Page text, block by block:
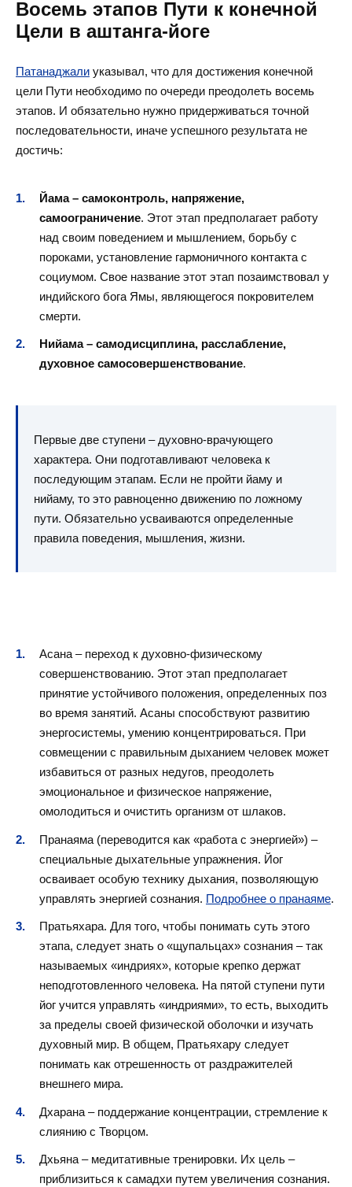
Восемь этапов Пути к конечной
Цели в аштанга-йоге
Патанаджали указывал, что для достижения конечной
цели Пути необходимо по очереди преодолеть восемь
этапов. И обязательно нужно придерживаться точной
последовательности, иначе успешного результата не
достичь:
Йама – самоконтроль, напряжение,
самоограничение. Этот этап предполагает работу
над своим поведением и мышлением, борьбу с
пороками, установление гармоничного контакта с
социумом. Свое название этот этап позаимствовал у
индийского бога Ямы, являющегося покровителем
смерти.
Нийама – самодисциплина, расслабление,
духовное самосовершенствование.
Первые две ступени – духовно-врачующего
характера. Они подготавливают человека к
последующим этапам. Если не пройти йаму и
нийаму, то это равноценно движению по ложному
пути. Обязательно усваиваются определенные
правила поведения, мышления, жизни.
Асана – переход к духовно-физическому
совершенствованию. Этот этап предполагает
принятие устойчивого положения, определенных поз
во время занятий. Асаны способствуют развитию
энергосистемы, умению концентрироваться. При
совмещении с правильным дыханием человек может
избавиться от разных недугов, преодолеть
эмоциональное и физическое напряжение,
омолодиться и очистить организм от шлаков.
Пранаяма (переводится как «работа с энергией») –
специальные дыхательные упражнения. Йог
осваивает особую технику дыхания, позволяющую
управлять энергией сознания. Подробнее о пранаяме.
Пратьяхара. Для того, чтобы понимать суть этого
этапа, следует знать о «щупальцах» сознания – так
называемых «индриях», которые крепко держат
неподготовленного человека. На пятой ступени пути
йог учится управлять «индриями», то есть, выходить
за пределы своей физической оболочки и изучать
духовный мир. В общем, Пратьяхару следует
понимать как отрешенность от раздражителей
внешнего мира.
Дхарана – поддержание концентрации, стремление к
слиянию с Творцом.
Дхьяна – медитативные тренировки. Их цель –
приблизиться к самадхи путем увеличения сознания.